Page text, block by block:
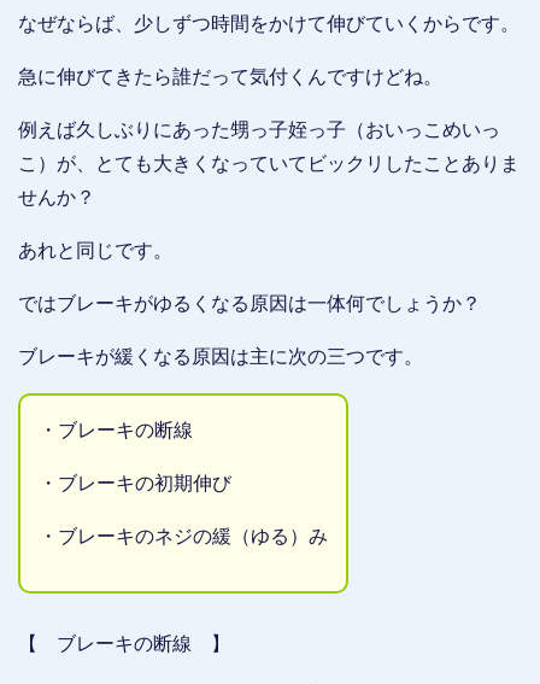
なぜならば、少しずつ時間をかけて伸びていくからです。
急に伸びてきたら誰だって気付くんですけどね。
例えば久しぶりにあった甥っ子姪っ子（おいっこめいっ
こ）が、とても大きくなっていてビックリしたことありま
せんか？
あれと同じです。
ではブレーキがゆるくなる原因は一体何でしょうか？
ブレーキが緩くなる原因は主に次の三つです。
・ブレーキの断線
・ブレーキの初期伸び
・ブレーキのネジの緩（ゆる）み
【 ブレーキの断線 】